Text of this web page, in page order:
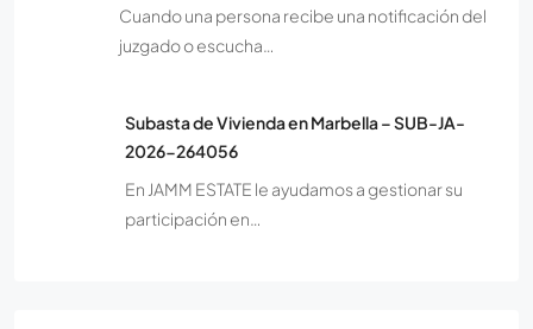
Cuando una persona recibe una notificación del
juzgado o escucha…
Subasta de Vivienda en Marbella – SUB-JA-
2026-264056
En JAMM ESTATE le ayudamos a gestionar su
participación en…